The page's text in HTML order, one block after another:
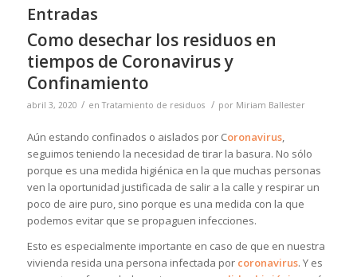
Entradas
Como desechar los residuos en
tiempos de Coronavirus y
Confinamiento
abril 3, 2020 / enTratamiento de residuos / por Miriam Ballester
Aún estando confinados o aislados por Coronavirus,
seguimos teniendo la necesidad de tirar la basura. No sólo
porque es una medida higiénica en la que muchas personas
ven la oportunidad justificada de salir a la calle y respirar un
poco de aire puro, sino porque es una medida con la que
podemos evitar que se propaguen infecciones.
Esto es especialmente importante en caso de que en nuestra
vivienda resida una persona infectada por coronavirus. Y es